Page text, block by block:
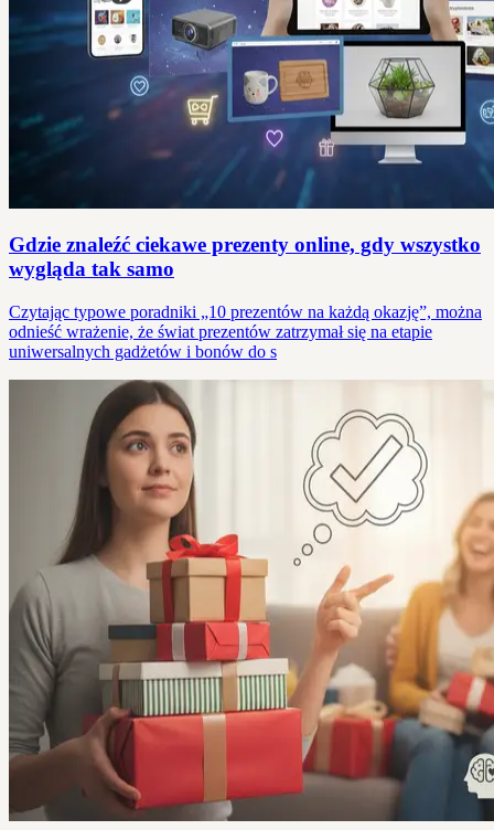
Gdzie znaleźć ciekawe prezenty online, gdy wszystko
wygląda tak samo
Czytając typowe poradniki „10 prezentów na każdą okazję”, można
odnieść wrażenie, że świat prezentów zatrzymał się na etapie
uniwersalnych gadżetów i bonów do s